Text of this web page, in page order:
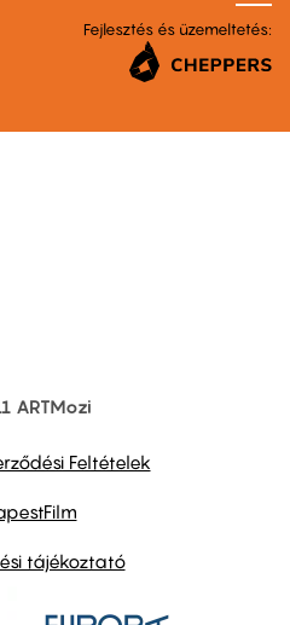
Fejlesztés és üzemeltetés:
ARTMozi
Feltételek
tájékoztató